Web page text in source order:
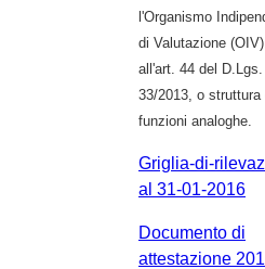
l'Organismo
di Valutazione
all'art. 44 del D.Lgs.
33/2013, o struttura
funzioni analoghe.
Griglia-di-
al 31-01-2016
Documento di
attestazione